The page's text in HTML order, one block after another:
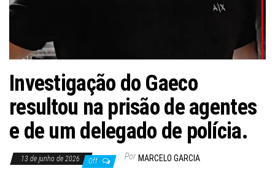
Investigação do Gaeco
resultou na prisão de agentes
e de um delegado de polícia.
13 de junho de 2026 Off Por MARCELO GARCIA